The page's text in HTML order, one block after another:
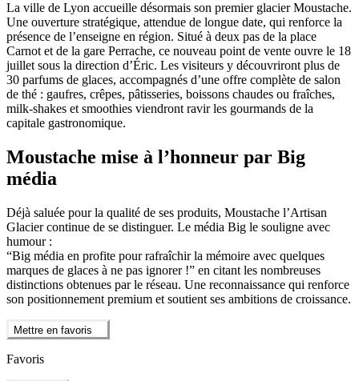
La ville de Lyon accueille désormais son premier glacier Moustache.
Une ouverture stratégique, attendue de longue date, qui renforce la
présence de l’enseigne en région. Situé à deux pas de la place
Carnot et de la gare Perrache, ce nouveau point de vente ouvre le 18
juillet sous la direction d’Éric. Les visiteurs y découvriront plus de
30 parfums de glaces, accompagnés d’une offre complète de salon
de thé : gaufres, crêpes, pâtisseries, boissons chaudes ou fraîches,
milk-shakes et smoothies viendront ravir les gourmands de la
capitale gastronomique.
Moustache mise à l’honneur par Big
média
Déjà saluée pour la qualité de ses produits, Moustache l’Artisan
Glacier continue de se distinguer. Le média Big le souligne avec
humour :
“Big média en profite pour rafraîchir la mémoire avec quelques
marques de glaces à ne pas ignorer !” en citant les nombreuses
distinctions obtenues par le réseau. Une reconnaissance qui renforce
son positionnement premium et soutient ses ambitions de croissance.
Mettre en favoris
Favoris